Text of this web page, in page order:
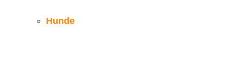
Hunde